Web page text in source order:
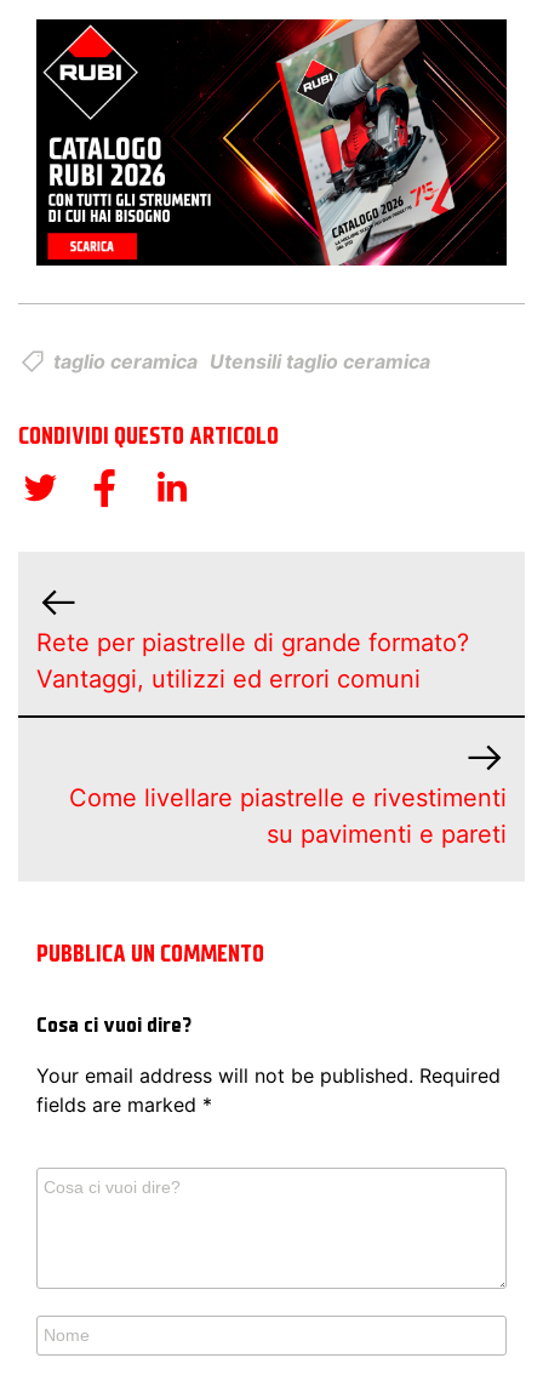
taglio ceramica Utensili taglio ceramica
CONDIVIDI QUESTO ARTICOLO
Rete per piastrelle di grande formato?
Vantaggi, utilizzi ed errori comuni
Come livellare piastrelle e rivestimenti
su pavimenti e pareti
PUBBLICA UN COMMENTO
Cosa ci vuoi dire?
Your email address will not be published. Required
fields are marked *